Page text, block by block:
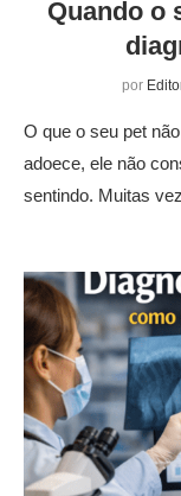
Quando o
por
O que o seu pet
adoece, ele não
sentindo. Muitas